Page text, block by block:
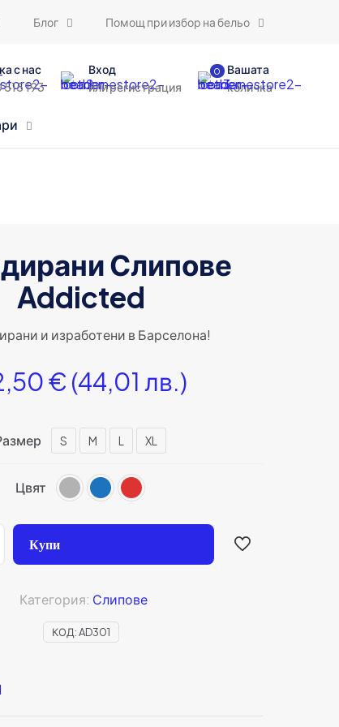
Блог Помощ при избор на бельо
с нас
193
Вход
или регистрация
0
Вашата
количка
Слипове
Addicted
и изработени в Барселона!
€ (44,01 лв.)
S M L XL
Цвят
Купи
КОД:AD301
Категория: Слипове